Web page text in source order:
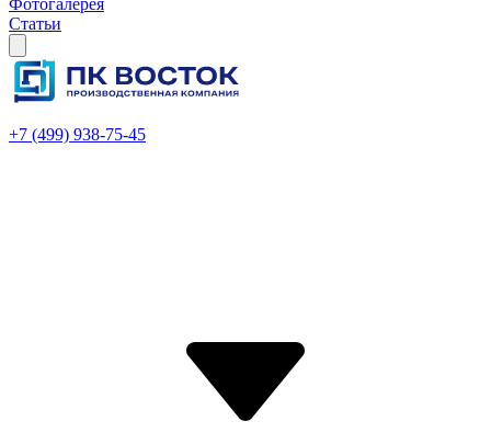
Фотогалерея
Статьи
+7 (499) 938-75-45